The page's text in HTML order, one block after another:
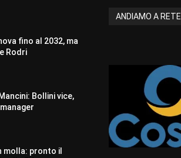
fino al 2032, ma
Rodri
Bollini vice,
molla: pronto il
ANDIAMO A RETE